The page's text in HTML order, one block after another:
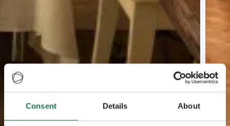
Consent Details About